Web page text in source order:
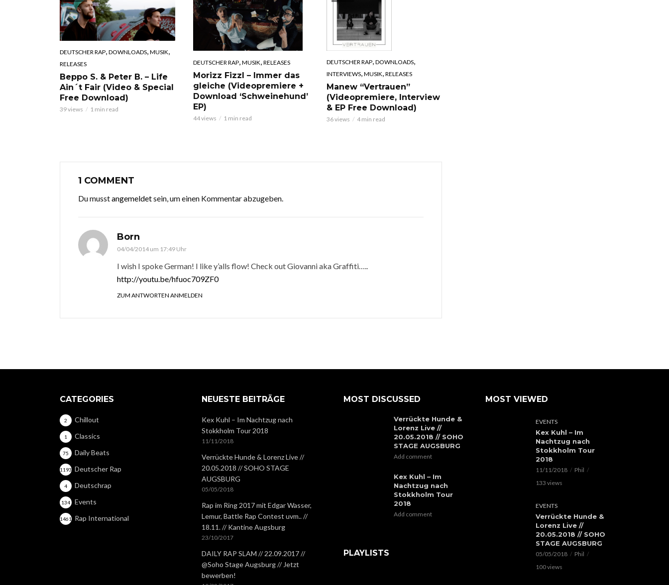
DEUTSCHER RAP, DOWNLOADS, MUSIK,
RELEASES
Beppo S. & Peter B. – Life
Ain´t Fair (Video & Special
Free Download)
39 views 1 min read
DEUTSCHER RAP, MUSIK RELEASES
Morizz Fizzl – Immer das
gleiche (Videopremiere +
Download ‘Schweinehund’
EP)
44 views 1 min read
DEUTSCHER RAP, DOWNLOADS,
INTERVIEWS, MUSIK, RELEASES
Manew “Vertrauen”
(Videopremiere, Interview
& EP Free Download)
36 views 4 min read
1 COMMENT
Du musstangemeldetsein, um einen Kommentar abzugeben.
Born
04/04/2014 um 17:49 Uhr
I wish I spoke German! I like y’alls flow! Check out Giovanni aka Graffiti…..
http://youtu.be/hfuoc709ZF0
ZUM ANTWORTEN ANMELDEN
CATEGORIES
Chillout
2
Classics
1
Daily Beats
75
Deutscher Rap
1193
Deutschrap
4
Events
134
Rap International
1461
NEUESTE BEITRÄGE
Kex Kuhl – Im Nachtzug nach
Stokkholm Tour 2018
11/11/2018
Verrückte Hunde & Lorenz Live //
20.05.2018 // SOHO STAGE
AUGSBURG
05/05/2018
Rap im Ring 2017 mit Edgar Wasser,
Lemur, Battle Rap Contest uvm.. //
18.11. // Kantine Augsburg
23/10/2017
DAILY RAP SLAM // 22.09.2017 //
@Soho Stage Augsburg // Jetzt
bewerben!
MOST DISCUSSED
Verrückte Hunde &
Lorenz Live //
20.05.2018 // SOHO
STAGE AUGSBURG
Add comment
Kex Kuhl – Im
Nachtzug nach
Stokkholm Tour
2018
Add comment
PLAYLISTS
MOST VIEWED
EVENTS
Kex Kuhl – Im
Nachtzug nach
Stokkholm Tour
2018
11/11/2018
Phil
133 views
EVENTS
Verrückte Hunde &
Lorenz Live //
20.05.2018 // SOHO
STAGE AUGSBURG
05/05/2018
Phil
100 views